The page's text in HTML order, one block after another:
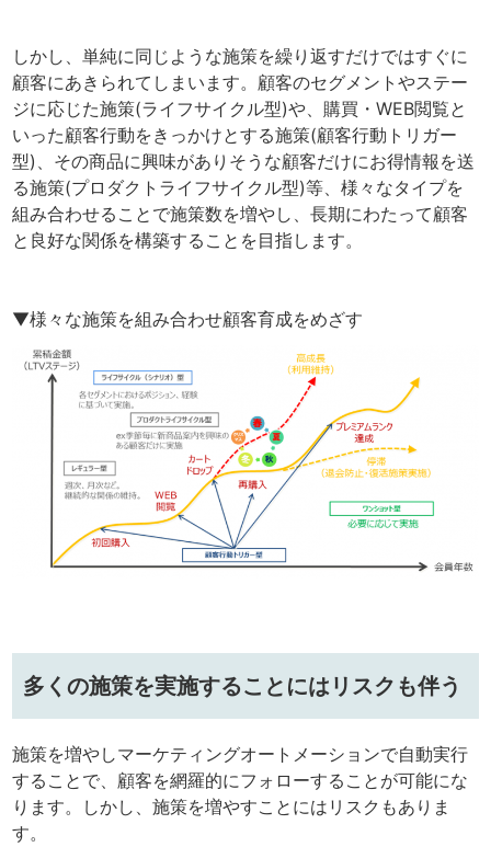
しかし、単純に同じような施策を繰り返すだけではすぐに
顧客にあきられてしまいます。顧客のセグメントやステー
ジに応じた施策(ライフサイクル型)や、購買・WEB閲覧と
いった顧客行動をきっかけとする施策(顧客行動トリガー
型)、その商品に興味がありそうな顧客だけにお得情報を送
る施策(プロダクトライフサイクル型)等、様々なタイプを
組み合わせることで施策数を増やし、長期にわたって顧客
と良好な関係を構築することを目指します。
▼様々な施策を組み合わせ顧客育成をめざす
多くの施策を実施することにはリスクも伴う
施策を増やしマーケティングオートメーションで自動実行
することで、顧客を網羅的にフォローすることが可能にな
ります。しかし、施策を増やすことにはリスクもありま
す。